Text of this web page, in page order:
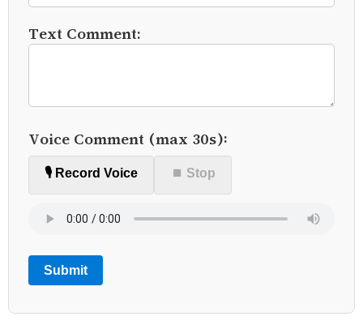
Text Comment:
Voice Comment (max 30s):
🎙️ Record Voice ⏹ Stop
Submit